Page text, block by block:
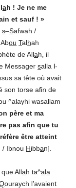
ah ! Je ne me
et sauf ! »
s–Safwah /
ou Talhah
de Allah, il
Messager salla l-
sa tête où avait
son torse afin de
^alayhi wasallam
père et ma
pas afin que tu
être atteint
/ Ibnou Hibban].
Allah ta^ala
ouraych l’avaient